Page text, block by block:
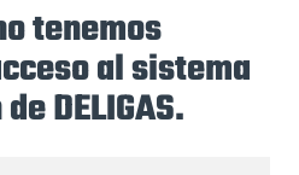
tenemos
al sistema
DELIGAS.